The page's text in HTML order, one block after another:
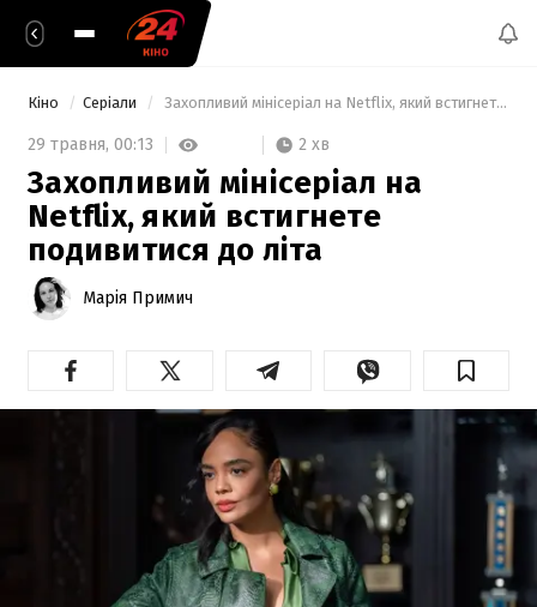
Кіно Серіали Захопливий мінісеріал на Netflix, який встигнете подивитися до літа
29 травня, 00:13 2 хв
Захопливий мінісеріал на
Netflix, який встигнете
подивитися до літа
Марія Примич